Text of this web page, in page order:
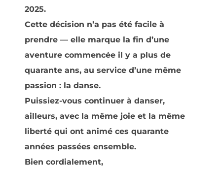
2025.
Cette décision n’a pas été facile à
prendre — elle marque la fin d’une
aventure commencée il y a plus de
quarante ans, au service d’une même
passion : la danse.
Puissiez-vous continuer à danser,
ailleurs, avec la même joie et la même
liberté qui ont animé ces quarante
années passées ensemble.
Bien cordialement,